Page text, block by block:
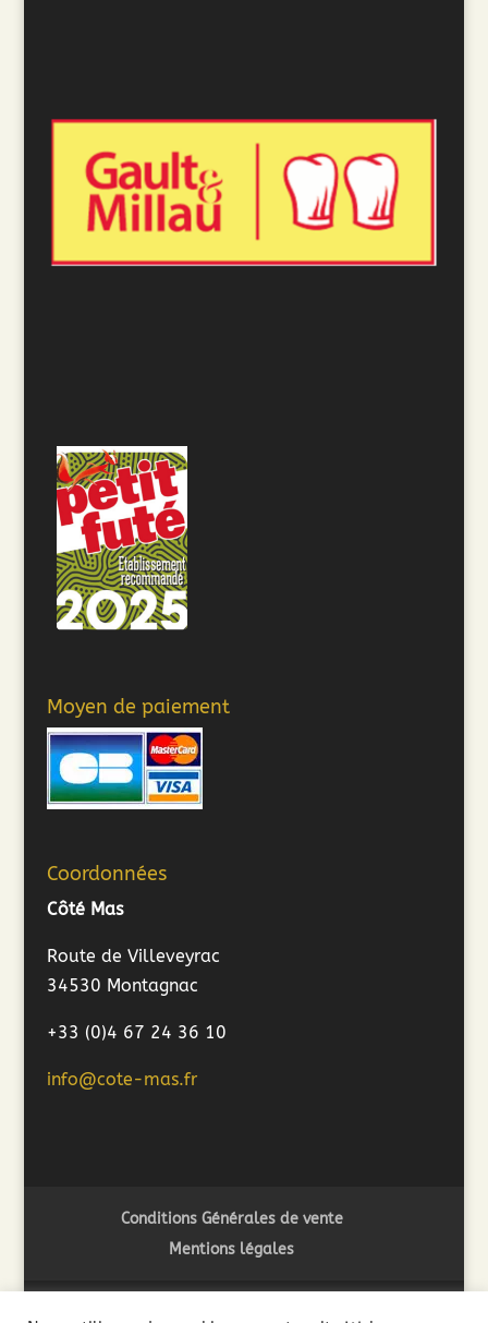
Moyen de paiement
Coordonnées
Côté Mas
Route de Villeveyrac
34530 Montagnac
+33 (0)4 67 24 36 10
info@cote-mas.fr
Conditions Générales de vente
Mentions légales